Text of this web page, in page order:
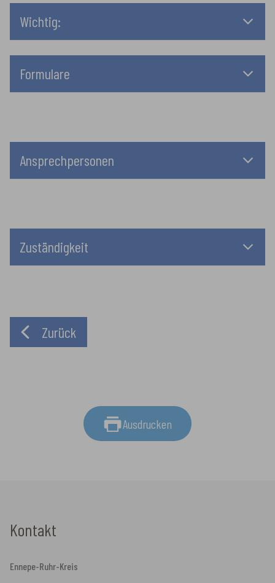
Wichtig:
Formulare
Ansprechpersonen
Zuständigkeit
Zurück
Ausdrucken
Kontakt
Ennepe-Ruhr-Kreis